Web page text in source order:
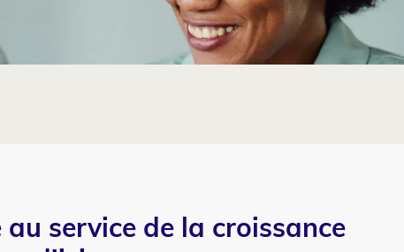
service de la croissance